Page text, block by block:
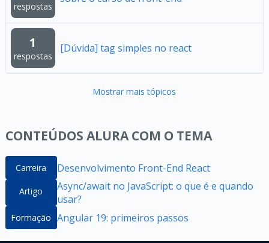
respostas
1
respostas
[Dúvida] tag simples no react
Mostrar mais tópicos
CONTEÚDOS ALURA COM O TEMA
Carreira Desenvolvimento Front-End React
Artigo
Async/await no JavaScript: o que é e quando
usar?
Formação Angular 19: primeiros passos